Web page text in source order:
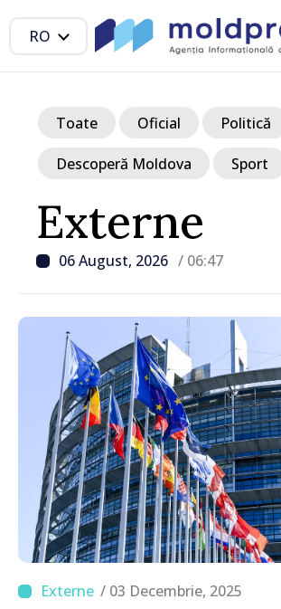
RO
Externe
06 August, 2026 / 06:47
Toate Oficial Politică
Descoperă Moldova Sport
/ 03 Decembrie, 2025